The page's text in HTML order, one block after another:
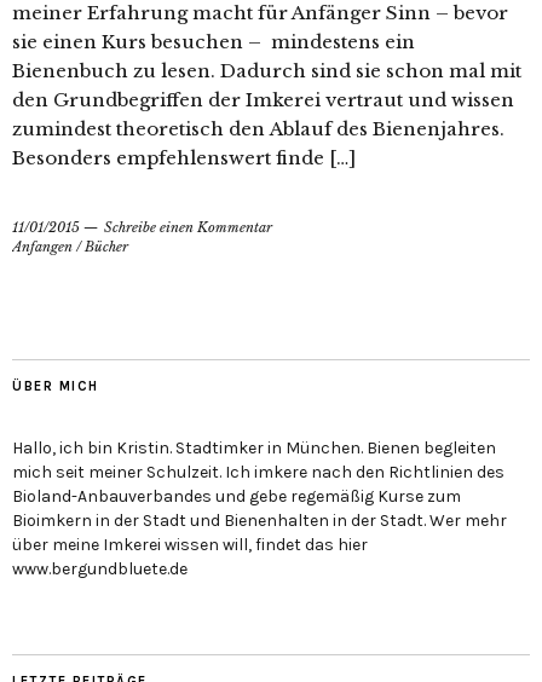
meiner Erfahrung macht für Anfänger Sinn – bevor
sie einen Kurs besuchen – mindestens ein
Bienenbuch zu lesen. Dadurch sind sie schon mal mit
den Grundbegriffen der Imkerei vertraut und wissen
zumindest theoretisch den Ablauf des Bienenjahres.
Besonders empfehlenswert finde […]
11/01/2015
Schreibe einen Kommentar
Anfangen /Bücher
ÜBER MICH
Hallo, ich bin Kristin. Stadtimker in München. Bienen begleiten
mich seit meiner Schulzeit. Ich imkere nach den Richtlinien des
Bioland-Anbauverbandes und gebe regemäßig Kurse zum
Bioimkern in der Stadt und Bienenhalten in der Stadt. Wer mehr
über meine Imkerei wissen will, findet das hier
www.bergundbluete.de